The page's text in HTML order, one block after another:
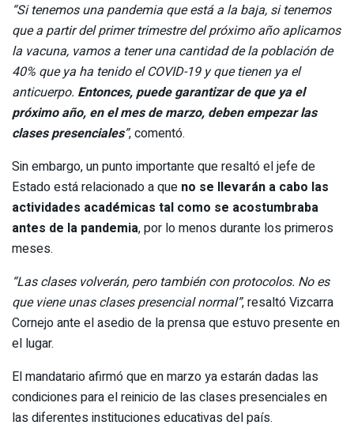
“Si tenemos una pandemia que está a la baja, si tenemos
que a partir del primer trimestre del próximo año aplicamos
la vacuna, vamos a tener una cantidad de la población de
40% que ya ha tenido el COVID-19 y que tienen ya el
anticuerpo. Entonces, puede garantizar de que ya el
próximo año, en el mes de marzo, deben empezar las
clases presenciales”, comentó.
Sin embargo, un punto importante que resaltó el jefe de
Estado está relacionado a que no se llevarán a cabo las
actividades académicas tal como se acostumbraba
antes de la pandemia, por lo menos durante los primeros
meses.
“Las clases volverán, pero también con protocolos. No es
que viene unas clases presencial normal”, resaltó Vizcarra
Cornejo ante el asedio de la prensa que estuvo presente en
el lugar.
El mandatario afirmó que en marzo ya estarán dadas las
condiciones para el reinicio de las clases presenciales en
las diferentes instituciones educativas del país.